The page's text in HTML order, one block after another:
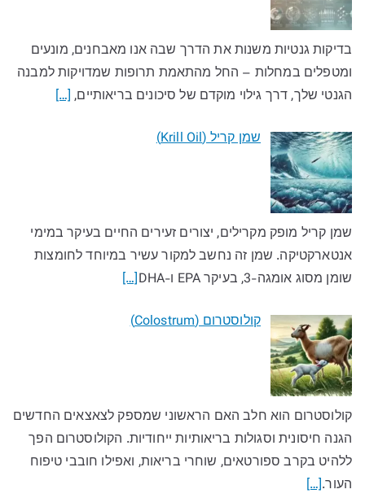
בדיקות גנטיות משנות את הדרך שבה אנו מאבחנים, מונעים
ומטפלים במחלות – החל מהתאמת תרופות שמדויקות למבנה
הגנטי שלך, דרך גילוי מוקדם של סיכונים בריאותיים, […]
שמן קריל (Krill Oil)
שמן קריל מופק מקרילים, יצורים זעירים החיים בעיקר במימי
אנטארקטיקה. שמן זה נחשב למקור עשיר במיוחד לחומצות
שומן מסוג אומגה-3, בעיקר EPA ו-DHA
[…]
קולוסטרום (Colostrum)
קולוסטרום הוא חלב האם הראשוני שמספק לצאצאים החדשים
הגנה חיסונית וסגולות בריאותיות ייחודיות. הקולוסטרום הפך
ללהיט בקרב ספורטאים, שוחרי בריאות, ואפילו חובבי טיפוח
העור.[…]